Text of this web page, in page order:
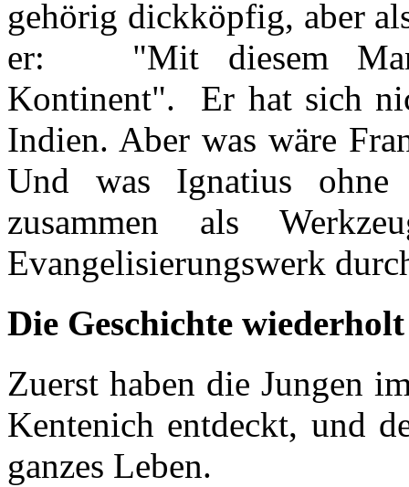
gehörig dickköpfig, aber
er: "Mit diesem
Kontinent". Er hat sich
Indien. Aber was wäre
Und was Ignatius
zusammen als
Evangelisierungswerk
Die Geschichte
Zuerst haben die Jungen
Kentenich entdeckt, und
ganzes Leben.